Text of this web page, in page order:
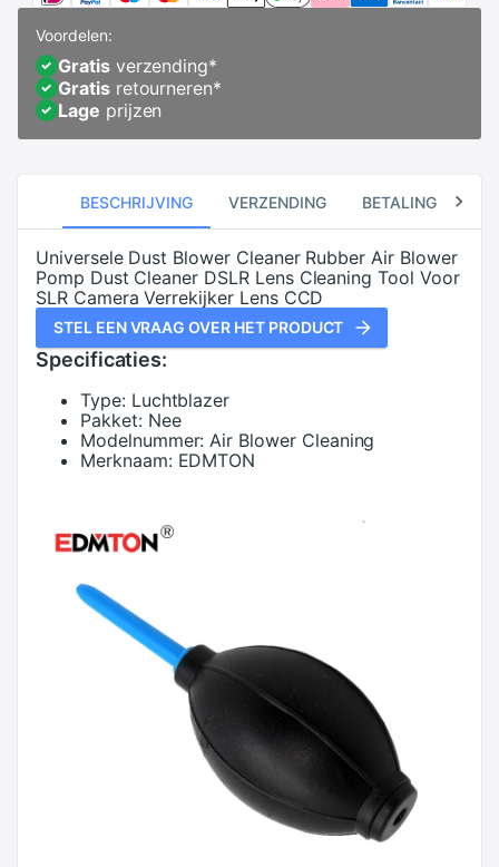
Voordelen:
Gratisverzending*
Gratisretourneren*
Lage prijzen
BESCHRIJVING VERZENDING BETALING
Universele Dust Blower Cleaner Rubber Air Blower
Pomp Dust Cleaner DSLR Lens Cleaning Tool Voor
SLR Camera Verrekijker Lens CCD
STEL EEN VRAAG OVER HET PRODUCT
Specificaties:
Type: Luchtblazer
Pakket: Nee
Modelnummer: Air Blower Cleaning
Merknaam: EDMTON